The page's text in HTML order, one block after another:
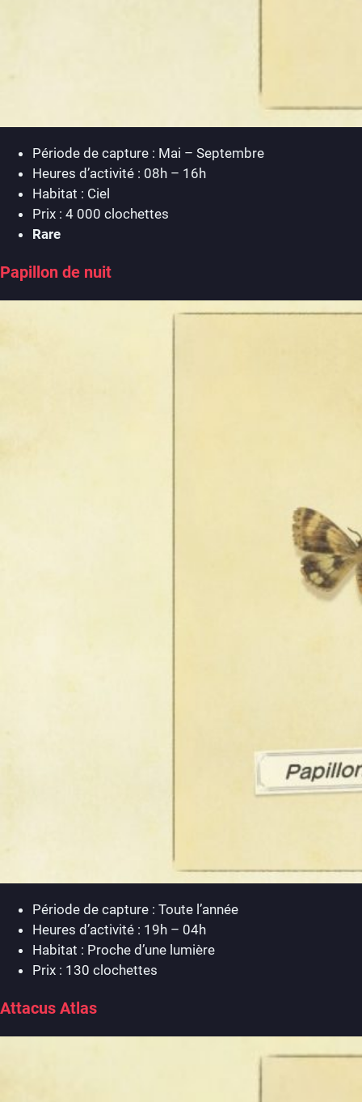
Période de capture : Mai – Septembre
Heures d’activité : 08h – 16h
Habitat : Ciel
Prix : 4 000 clochettes
Rare
Papillon de nuit
Période de capture : Toute l’année
Heures d’activité : 19h – 04h
Habitat : Proche d’une lumière
Prix : 130 clochettes
Attacus Atlas